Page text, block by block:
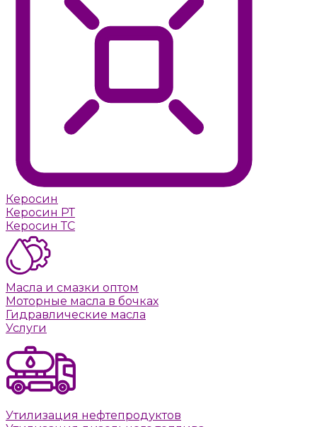
Керосин
Керосин РТ
Керосин ТС
Масла и смазки оптом
Моторные масла в бочках
Гидравлические масла
Услуги
Утилизация нефтепродуктов